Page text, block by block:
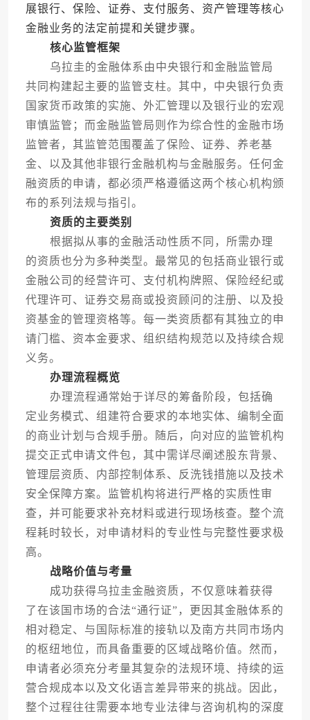
展银行、保险、证券、支付服务、资产管理等核心
金融业务的法定前提和关键步骤。
核心监管框架
乌拉圭的金融体系由中央银行和金融监管局
共同构建起主要的监管支柱。其中，中央银行负责
国家货币政策的实施、外汇管理以及银行业的宏观
审慎监管；而金融监管局则作为综合性的金融市场
监管者，其监管范围覆盖了保险、证券、养老基
金、以及其他非银行金融机构与金融服务。任何金
融资质的申请，都必须严格遵循这两个核心机构颁
布的系列法规与指引。
资质的主要类别
根据拟从事的金融活动性质不同，所需办理
的资质也分为多种类型。最常见的包括商业银行或
金融公司的经营许可、支付机构牌照、保险经纪或
代理许可、证券交易商或投资顾问的注册、以及投
资基金的管理资格等。每一类资质都有其独立的申
请门槛、资本金要求、组织结构规范以及持续合规
义务。
办理流程概览
办理流程通常始于详尽的筹备阶段，包括确
定业务模式、组建符合要求的本地实体、编制全面
的商业计划与合规手册。随后，向对应的监管机构
提交正式申请文件包，其中需详尽阐述股东背景、
管理层资质、内部控制体系、反洗钱措施以及技术
安全保障方案。监管机构将进行严格的实质性审
查，并可能要求补充材料或进行现场核查。整个流
程耗时较长，对申请材料的专业性与完整性要求极
高。
战略价值与考量
成功获得乌拉圭金融资质，不仅意味着获得
了在该国市场的合法“通行证”，更因其金融体系的
相对稳定、与国际标准的接轨以及南方共同市场内
的枢纽地位，而具备重要的区域战略价值。然而，
申请者必须充分考量其复杂的法规环境、持续的运
营合规成本以及文化语言差异带来的挑战。因此，
整个过程往往需要本地专业法律与咨询机构的深度